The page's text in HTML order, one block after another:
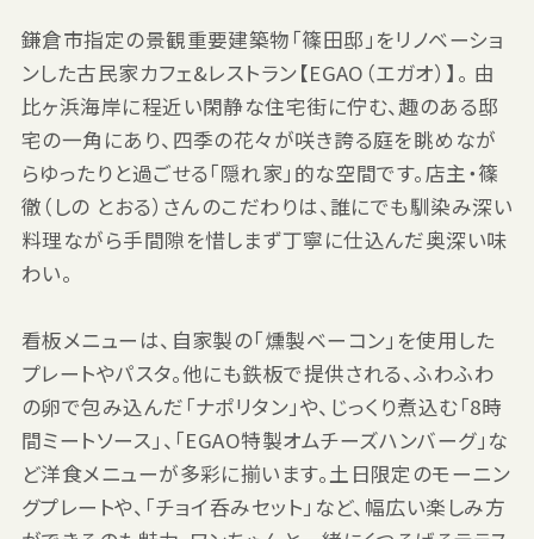
鎌倉市指定の景観重要建築物「篠田邸」をリノベーショ
ンした古民家カフェ&レストラン【EGAO（エガオ）】。 由
比ヶ浜海岸に程近い閑静な住宅街に佇む、趣のある邸
宅の一角にあり、四季の花々が咲き誇る庭を眺めなが
らゆったりと過ごせる「隠れ家」的な空間です。店主・篠
徹（しの とおる）さんのこだわりは、誰にでも馴染み深い
料理ながら手間隙を惜しまず丁寧に仕込んだ奥深い味
わい。
看板メニューは、自家製の「燻製ベーコン」を使用した
プレートやパスタ。他にも鉄板で提供される、ふわふわ
の卵で包み込んだ「ナポリタン」や、じっくり煮込む「8時
間ミートソース」、「EGAO特製オムチーズハンバーグ」な
ど洋食メニューが多彩に揃います。土日限定のモーニン
グプレートや、「チョイ呑みセット」など、幅広い楽しみ方